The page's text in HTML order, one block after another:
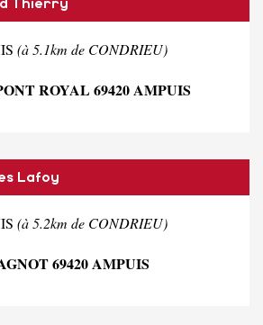
Thierry
(à 5.1km de CONDRIEU)
ROYAL 69420 AMPUIS
Lafoy
(à 5.2km de CONDRIEU)
69420 AMPUIS